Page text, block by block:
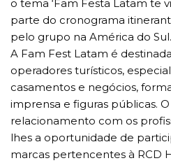
o tema ‘Fam Festa Latam te
parte do cronograma
pelo grupo na América do Sul.
A Fam Fest Latam é
operadores turísticos,
casamentos e negócios,
imprensa e figuras públicas.
relacionamento com os
lhes a oportunidade de
marcas pertencentes à RCD